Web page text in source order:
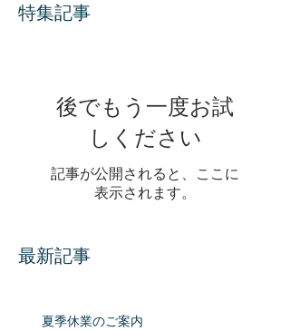
特集記事
後でもう一度お試
しください
記事が公開されると、ここに
表示されます。
最新記事
夏季休業のご案内